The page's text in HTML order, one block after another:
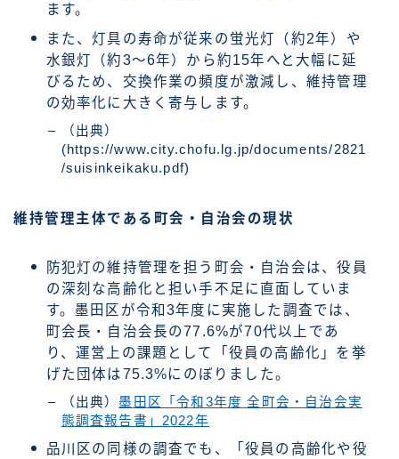
ます。
また、灯具の寿命が従来の蛍光灯（約2年）や
水銀灯（約3～6年）から約15年へと大幅に延
びるため、交換作業の頻度が激減し、維持管理
の効率化に大きく寄与します。
（出典）
(https://www.city.chofu.lg.jp/documents/2821
/suisinkeikaku.pdf)
維持管理主体である町会・自治会の現状
防犯灯の維持管理を担う町会・自治会は、役員
の深刻な高齢化と担い手不足に直面していま
す。墨田区が令和3年度に実施した調査では、
町会長・自治会長の77.6%が70代以上であ
り、運営上の課題として「役員の高齢化」を挙
げた団体は75.3%にのぼりました。
（出典） 墨田区「令和3年度 全町会・自治会実
態調査報告書」2022年
品川区の同様の調査でも、「役員の高齢化や役